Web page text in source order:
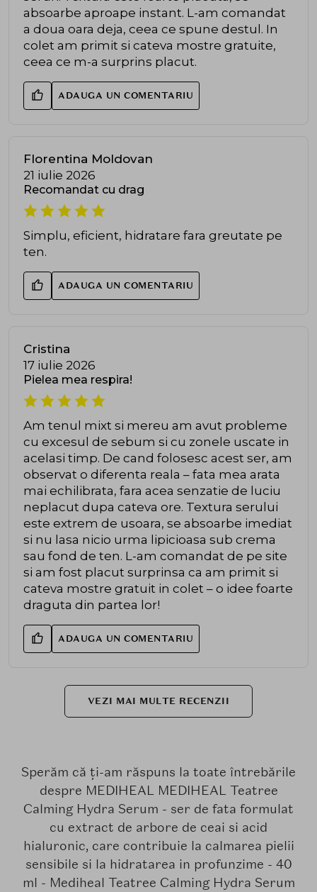
absoarbe aproape instant. L-am comandat
a doua oara deja, ceea ce spune destul. In
colet am primit si cateva mostre gratuite,
ceea ce m-a surprins placut.
ADAUGA UN COMENTARIU
Florentina Moldovan
21 iulie 2026
Recomandat cu drag
Simplu, eficient, hidratare fara greutate pe
ten.
ADAUGA UN COMENTARIU
Cristina
17 iulie 2026
Pielea mea respira!
Am tenul mixt si mereu am avut probleme
cu excesul de sebum si cu zonele uscate in
acelasi timp. De cand folosesc acest ser, am
observat o diferenta reala – fata mea arata
mai echilibrata, fara acea senzatie de luciu
neplacut dupa cateva ore. Textura serului
este extrem de usoara, se absoarbe imediat
si nu lasa nicio urma lipicioasa sub crema
sau fond de ten. L-am comandat de pe site
si am fost placut surprinsa ca am primit si
cateva mostre gratuit in colet – o idee foarte
draguta din partea lor!
ADAUGA UN COMENTARIU
VEZI MAI MULTE RECENZII
Sperăm că ți-am răspuns la toate întrebările
despre MEDIHEAL MEDIHEAL Teatree
Calming Hydra Serum - ser de fata formulat
cu extract de arbore de ceai si acid
hialuronic, care contribuie la calmarea pielii
sensibile si la hidratarea in profunzime - 40
ml - Mediheal Teatree Calming Hydra Serum